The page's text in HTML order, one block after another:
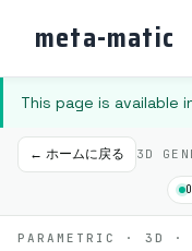
meta-matic
This page is available
← ホームに戻る 3D
PARAMETRIC · 3D ·